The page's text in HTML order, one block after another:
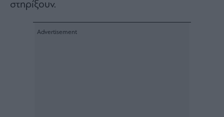
στηρίξουν.